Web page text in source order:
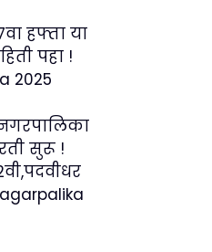
हफ्ता या
पहा !
2025
सुरू !